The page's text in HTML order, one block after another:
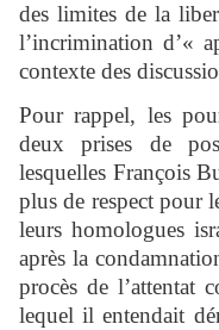
des limites de la
l’incrimination d’«
contexte des
Pour rappel, les
deux prises de
lesquelles François
plus de respect pour
leurs homologues
après la
procès de l’attentat
lequel il entendait